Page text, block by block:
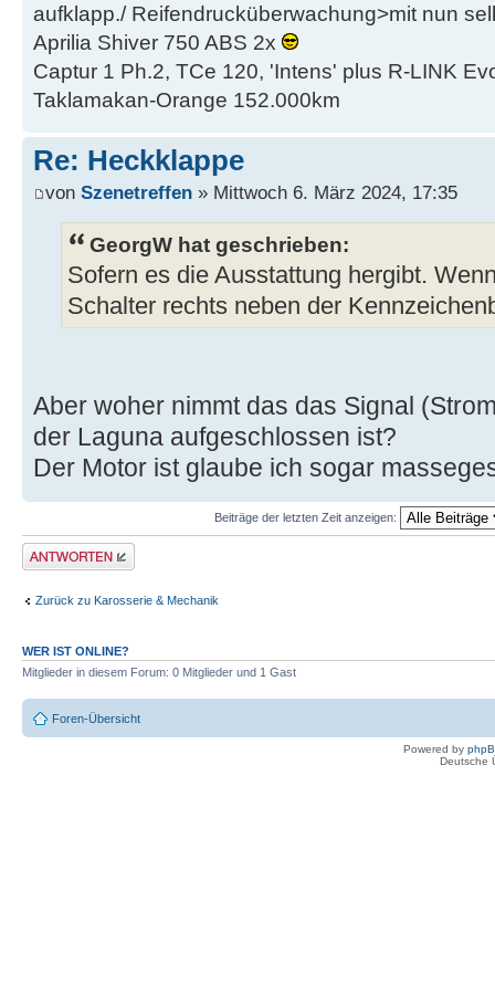
aufklapp./ Reifendrucküberwachung>mit nun
Aprilia Shiver 750 ABS 2x
Captur 1 Ph.2, TCe 120, 'Intens' plus R-LINK
Taklamakan-Orange 152.000km
Re: Heckklappe
von Szenetreffen » Mittwoch 6. März 2024, 17:35
GeorgW hat geschrieben:
Sofern es die Ausstattung hergibt.
Schalter rechts neben der
Aber woher nimmt das das Signal
der Laguna aufgeschlossen ist?
Der Motor ist glaube ich sogar
Beiträge der letzten Zeit anzeigen:
Antwort erstellen
Zurück zu Karosserie & Mechanik
WER IST ONLINE?
Mitglieder in diesem Forum: 0 Mitglieder und 1 Gast
Foren-Übersicht
Powered by
Deutsche